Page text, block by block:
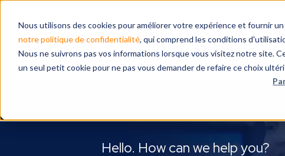
Nous utilisons des cookies pour améliorer votre expérience et fournir
notre politique de confidentialité, qui comprend les conditions
Nous ne suivrons pas vos informations lorsque vous visitez notre site.
un seul petit cookie pour ne pas vous demander de refaire ce choix
Hello. How can we help you?